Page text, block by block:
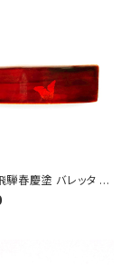
春慶塗 バレッタ 大